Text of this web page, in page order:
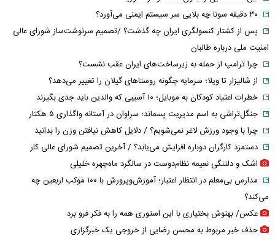
۳۰ دقیقه سونا چه بلایی سر سیستم ایمنی می‌آورد؟
پس از کشتار کنسولگری ایران چه گذشت؟ /تصمیم سرنوشت‌ساز شورای عالی
امنیت ملی درباره طالبان
چرا ترامپ از حمله به زیرساخت‌های ایران عقب نشست؟
از شالیزار تا ویلا؛ سرمایه چگونه روستاهای گیلان را تغییر می‌دهد؟
خطرات اعتیاد کودکان به موبایل؛ ۱۰ آسیبی که والدین باید جدی بگیرند
جنگل‌تراشی به اسم مدیریت پسماند؛ سراوان در آستانه واگذاری ۵ هکتار
چرا با وجود ورزش لاغر نمی‌شویم؟ / دلایل کاهش نیافتن وزن را بدانید
دستمزد کارگران دوباره افزایش می‌یابد؟ / آخرین تصمیم شورای عالی کار
اشک و دلتنگی نعیمه نظام‌دوست در سالگرد ماه‌چهره خلیلی
مدارس بی‌معلم در انتظار اعتبار؛ آموزش‌وپرورش با ۱۰۰ موکب اربعین چه
می‌کند؟
عکس/ بهنوش بختیاری با این استوری همه را به فکر فرو برد
حذف خبر مربوط به محسن رضایی از خروجی یک خبرگزاری